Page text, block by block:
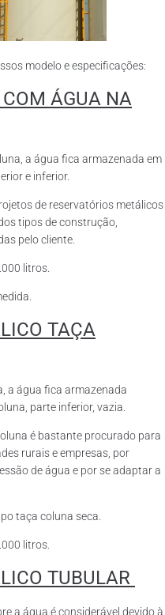
modelo e especificações:
COM ÁGUA NA
a água fica armazenada em
e inferior.
de reservatórios metálicos
tipos de construção,
pelo cliente.
litros.
TAÇA
a água fica armazenada
parte inferior, vazia.
é bastante procurado para
rurais e empresas, por
de água e por se adaptar a
taça coluna seca.
litros.
TUBULAR
a água é considerável devido à